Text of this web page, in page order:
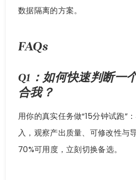
数据隔离的方案。
FAQs
Q1：如何快速判断一
合我？
用你的真实任务做“15分钟试跑”
入，观察产出质量、可修改性与
70%可用度，立刻切换备选。